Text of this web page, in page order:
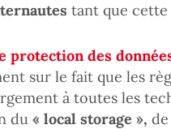
tant que
protection des
sur le fait que les
à toutes les
du « local storage », de